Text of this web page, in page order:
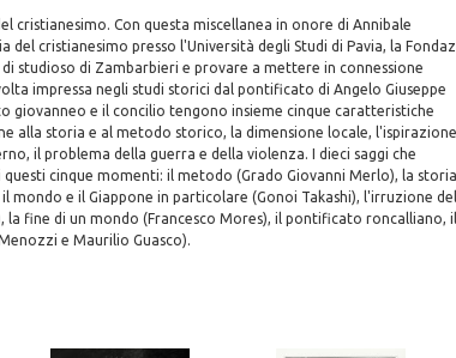
cristianesimo. Con questa miscellanea in onore di Annibale
cristianesimo presso l'Università degli Studi di Pavia, la
studioso di Zambarbieri e provare a mettere in connessione
impressa negli studi storici dal pontificato di Angelo Giuseppe
giovanneo e il concilio tengono insieme cinque caratteristiche
alla storia e al metodo storico, la dimensione locale, l'ispirazione
il problema della guerra e della violenza. I dieci saggi che
cinque momenti: il metodo (Grado Giovanni Merlo), la storia
mondo e il Giappone in particolare (Gonoi Takashi), l'irruzione del
la fine di un mondo (Francesco Mores), il pontificato roncalliano, il
e Maurilio Guasco).